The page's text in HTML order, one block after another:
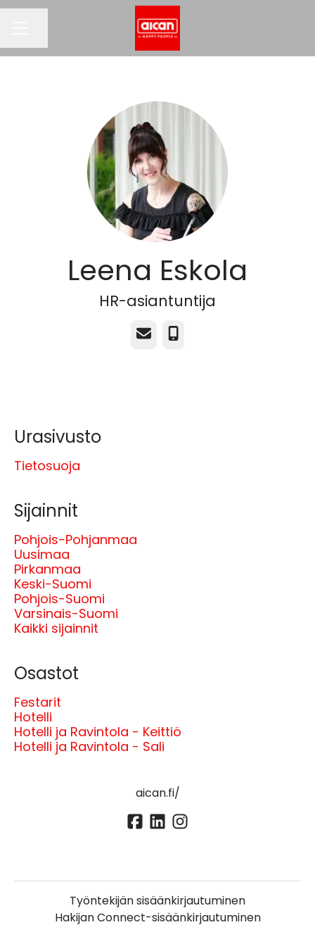
Leena Eskola
HR-asiantuntija
Sähköposti
Puhelin
Urasivusto
Tietosuoja
Sijainnit
Pohjois-Pohjanmaa
Uusimaa
Pirkanmaa
Keski-Suomi
Pohjois-Suomi
Varsinais-Suomi
Kaikki sijainnit
Osastot
Festarit
Hotelli
Hotelli ja Ravintola - Keittiö
Hotelli ja Ravintola - Sali
aican.fi/
Työntekijän sisäänkirjautuminen
Hakijan Connect-sisäänkirjautuminen